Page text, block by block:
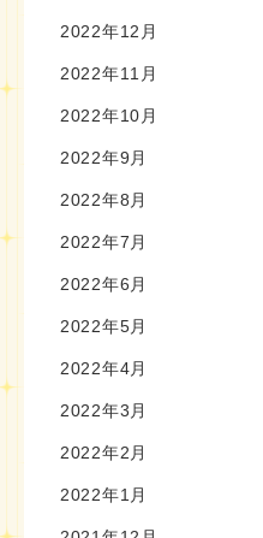
2022年12月
2022年11月
2022年10月
2022年9月
2022年8月
2022年7月
2022年6月
2022年5月
2022年4月
2022年3月
2022年2月
2022年1月